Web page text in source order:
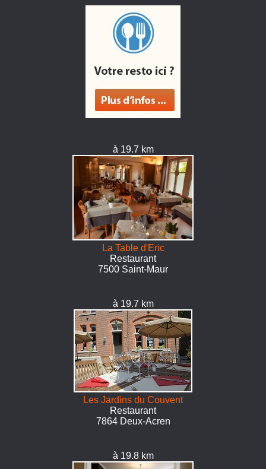
à 19.7 km
La Table d'Eric
Restaurant
7500 Saint-Maur
à 19.7 km
Les Jardins du Couvent
Restaurant
7864 Deux-Acren
à 19.8 km